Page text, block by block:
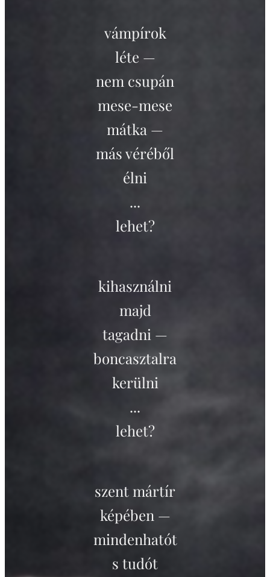
vámpírok
léte —
nem csupán
mese-mese
mátka —
más véréből
élni
...
lehet?
kihasználni
majd
tagadni —
boncasztalra
kerülni
...
lehet?
szent mártír
képében —
mindenhatót
s tudót